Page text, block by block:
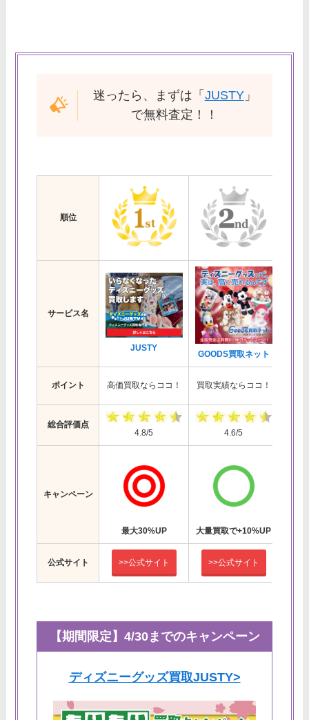
迷ったら、まずは「 JUSTY」
で無料査定！！
順位
サービス名
JUSTY
GOODS買取ネット
ポイント 高価買取ならココ！ 買取実績ならココ！
総合評価点
4.8/5
4.6/5
キャンペーン
最大30%UP 大量買取で+10%UP
公式サイト >>公式サイト >>公式サイト
【期間限定】4/30までのキャンペーン
ディズニーグッズ買取JUSTY>